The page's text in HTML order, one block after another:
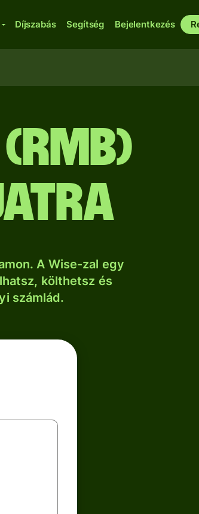
Díjszabás Segítség Bejelentkezés
A Wise-zal egy
költhetsz és
számlád.